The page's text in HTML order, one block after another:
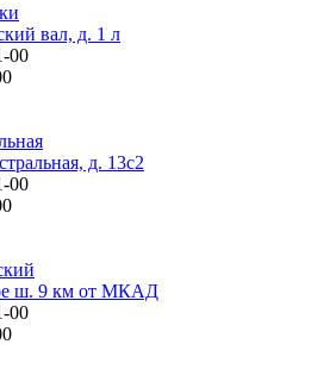
вал, д. 1 л
00
д. 13с2
00
ш. 9 км от МКАД
00